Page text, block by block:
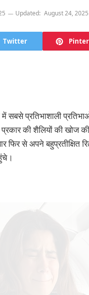
Updated: August 24, 2025
Twitter
में सबसे प्रतिभाशाली
की शैलियों की खोज की
फिर से अपने बहुप्रतीक्षित